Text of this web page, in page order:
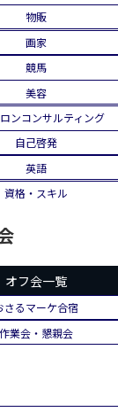
物販
画家
競馬
美容
ンコンサルティング
自己啓発
英語
資格・スキル
オフ会一覧
さるマーケ合宿
作業会・懇親会